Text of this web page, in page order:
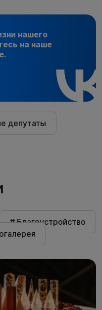
нашего
на наше
депутаты
# Благоустройство